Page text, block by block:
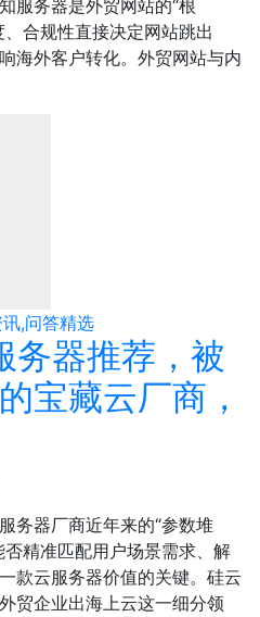
服务器是外贸网站的“根
合规性直接决定网站跳出
海外客户转化。外贸网站与内
,问答精选
器推荐，被
宝藏云厂商，
务器厂商近年来的“参数堆
精准匹配用户场景需求、解
款云服务器价值的关键。硅云
贸企业出海上云这一细分领